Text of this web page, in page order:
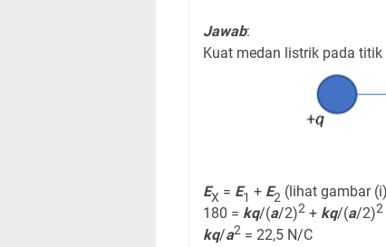
Jawab:
Kuat medan listrik pada
EX = E1 + E2 (lihat gambar
180 = kq/(a/2)2 + kq/(a/2)2
kq/a2 = 22,5 N/C